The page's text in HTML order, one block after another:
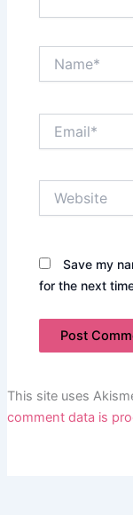
Save my
for the next
This site uses
comment data is